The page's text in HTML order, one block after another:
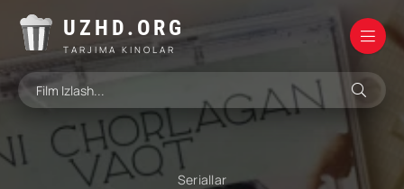
UZHD.ORG
TARJIMA KINOLAR
Seriallar